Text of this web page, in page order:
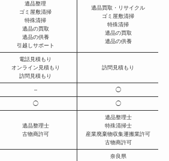
遺品整理
ゴミ屋敷清掃
特殊清掃
遺品の買取
遺品の供養
引越しサポート
遺品買取・リサイクル
ゴミ屋敷清掃
特殊清掃
遺品の買取
遺品の供養
電話見積もり
オンライン見積もり
訪問見積もり
訪問見積もり
– ◯
◯ ◯
遺品整理士
古物商許可
遺品整理士
特殊清掃士
産業廃棄物収集運搬業許可
古物商許可
奈良県